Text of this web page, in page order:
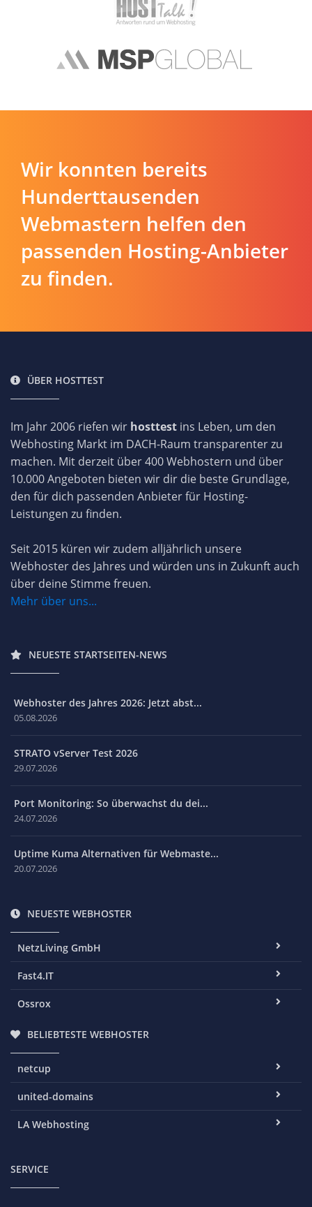
Wir konnten bereits
Hunderttausenden
Webmastern helfen den
passenden Hosting-Anbieter
zu finden.
ÜBER HOSTTEST
Im Jahr 2006 riefen wir hosttest ins Leben, um den
Webhosting Markt im DACH-Raum transparenter zu
machen. Mit derzeit über 400 Webhostern und über
10.000 Angeboten bieten wir dir die beste Grundlage,
den für dich passenden Anbieter für Hosting-
Leistungen zu finden.
Seit 2015 küren wir zudem alljährlich unsere
Webhoster des Jahres und würden uns in Zukunft auch
über deine Stimme freuen.
Mehr über uns...
NEUESTE STARTSEITEN-NEWS
Webhoster des Jahres 2026: Jetzt abst...
05.08.2026
STRATO vServer Test 2026
29.07.2026
Port Monitoring: So überwachst du dei...
24.07.2026
Uptime Kuma Alternativen für Webmaste...
20.07.2026
NEUESTE WEBHOSTER
NetzLiving GmbH
Fast4.IT
Ossrox
BELIEBTESTE WEBHOSTER
netcup
united-domains
LA Webhosting
SERVICE